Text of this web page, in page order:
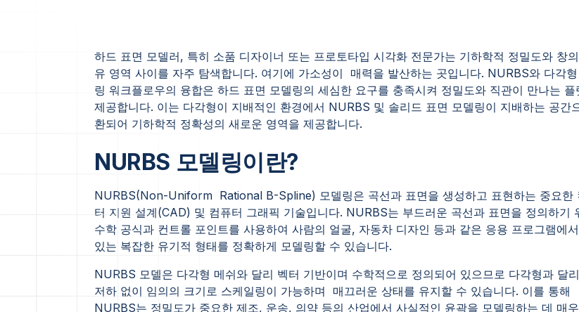
하드 표면 모델러, 특히 소품 디자이너 또는 프로토타입 시각화 전문가는 기하학적 정밀도와 창
유 영역 사이를 자주 탐색합니다. 여기에 가소성이 매력을 발산하는 곳입니다. NURBS와 다각형
링 워크플로우의 융합은 하드 표면 모델링의 세심한 요구를 충족시켜 정밀도와 직관이 만나는 플
제공합니다. 이는 다각형이 지배적인 환경에서 NURBS 및 솔리드 표면 모델링이 지배하는 공간
환되어 기하학적 정확성의 새로운 영역을 제공합니다.
NURBS 모델링이란?
NURBS(Non-Uniform Rational B-Spline) 모델링은 곡선과 표면을 생성하고 표현하는 중요한
터 지원 설계(CAD) 및 컴퓨터 그래픽 기술입니다. NURBS는 부드러운 곡선과 표면을 정의하기
수학 공식과 컨트롤 포인트를 사용하여 사람의 얼굴, 자동차 디자인 등과 같은 응용 프로그램에
있는 복잡한 유기적 형태를 정확하게 모델링할 수 있습니다.
NURBS 모델은 다각형 메쉬와 달리 벡터 기반이며 수학적으로 정의되어 있으므로 다각형과 달
저하 없이 임의의 크기로 스케일링이 가능하며 매끄러운 상태를 유지할 수 있습니다. 이를 통해
NURBS는 정밀도가 중요한 제조, 운송, 의약 등의 산업에서 사실적인 윤곽을 모델링하는 데 매